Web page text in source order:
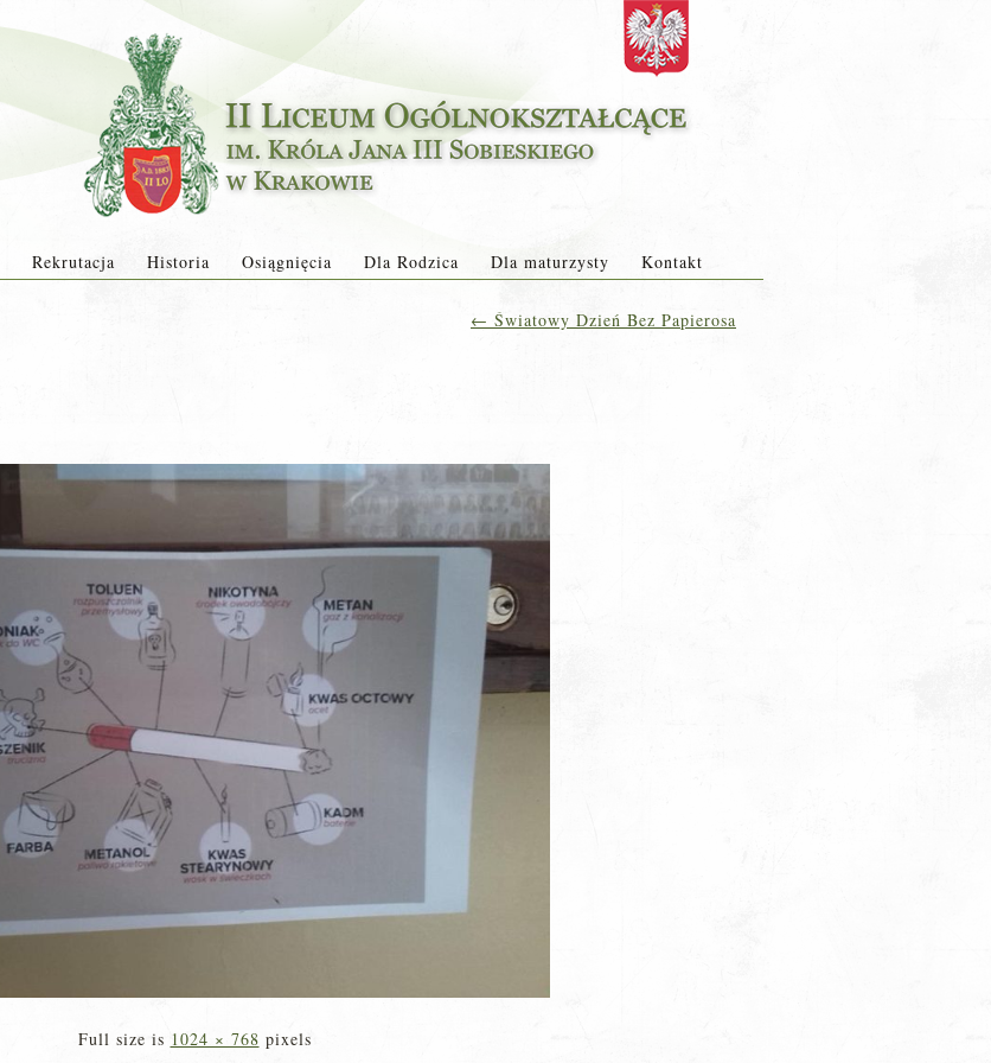
Rekrutacja Historia Osiągnięcia Dla Rodzica Dla maturzysty Kontakt
← Światowy Dzień Bez Papierosa
Full size is 1024 × 768 pixels